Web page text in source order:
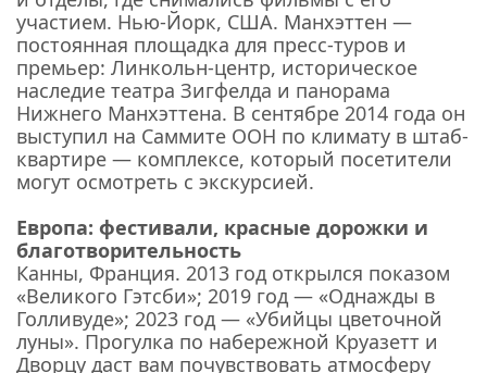
участием. Нью-Йорк, США. Манхэттен —
постоянная площадка для пресс-туров и
премьер: Линкольн-центр, историческое
наследие театра Зигфелда и панорама
Нижнего Манхэттена. В сентябре 2014 года он
выступил на Саммите ООН по климату в штаб-
квартире — комплексе, который посетители
могут осмотреть с экскурсией.
Европа: фестивали, красные дорожки и
благотворительность
Канны, Франция. 2013 год открылся показом
«Великого Гэтсби»; 2019 год — «Однажды в
Голливуде»; 2023 год — «Убийцы цветочной
луны». Прогулка по набережной Круазетт и
Дворцу даст вам почувствовать атмосферу